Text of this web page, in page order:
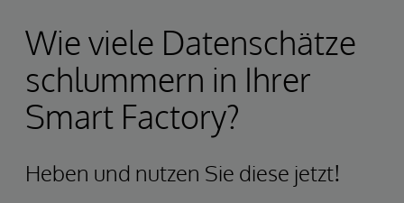
Wie viele Datenschätze
schlummern in Ihrer
Smart Factory?
Heben und nutzen Sie diese jetzt!